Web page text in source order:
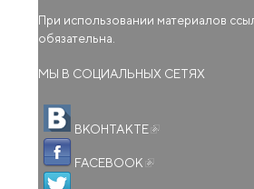
При использовании материалов
обязательна.
МЫ В СОЦИАЛЬНЫХ СЕТЯХ
ВКОНТАКТЕ
FACEBOOK